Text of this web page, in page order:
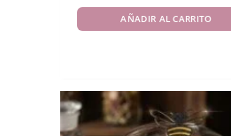
AÑADIR AL CARRITO